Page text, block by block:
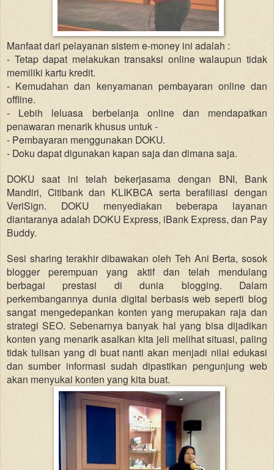
Manfaat dari pelayanan sistem e-money ini adalah :
- Tetap dapat melakukan transaksi online walaupun tidak
memiliki kartu kredit.
- Kemudahan dan kenyamanan pembayaran online dan
offline.
- Lebih leluasa berbelanja online dan mendapatkan
penawaran menarik khusus untuk -
- Pembayaran menggunakan DOKU.
- Doku dapat digunakan kapan saja dan dimana saja.
DOKU saat ini telah bekerjasama dengan BNI, Bank
Mandiri, Citibank dan KLIKBCA serta berafiliasi dengan
VeriSign. DOKU menyediakan beberapa layanan
diantaranya adalah DOKU Express, iBank Express, dan Pay
Buddy.
Sesi sharing terakhir dibawakan oleh Teh Ani Berta, sosok
blogger perempuan yang aktif dan telah mendulang
berbagai prestasi di dunia blogging. Dalam
perkembangannya dunia digital berbasis web seperti blog
sangat mengedepankan konten yang merupakan raja dan
strategi SEO. Sebenarnya banyak hal yang bisa dijadikan
konten yang menarik asalkan kita jeli melihat situasi, paling
tidak tulisan yang di buat nanti akan menjadi nilai edukasi
dan sumber informasi sudah dipastikan pengunjung web
akan menyukai konten yang kita buat.